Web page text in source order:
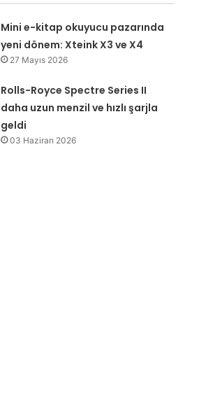
Mini e-kitap okuyucu pazarında
yeni dönem: Xteink X3 ve X4
27 Mayıs 2026
Rolls-Royce Spectre Series II
daha uzun menzil ve hızlı şarjla
geldi
03 Haziran 2026